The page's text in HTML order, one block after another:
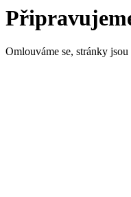
Omlouváme se, stránky jsou